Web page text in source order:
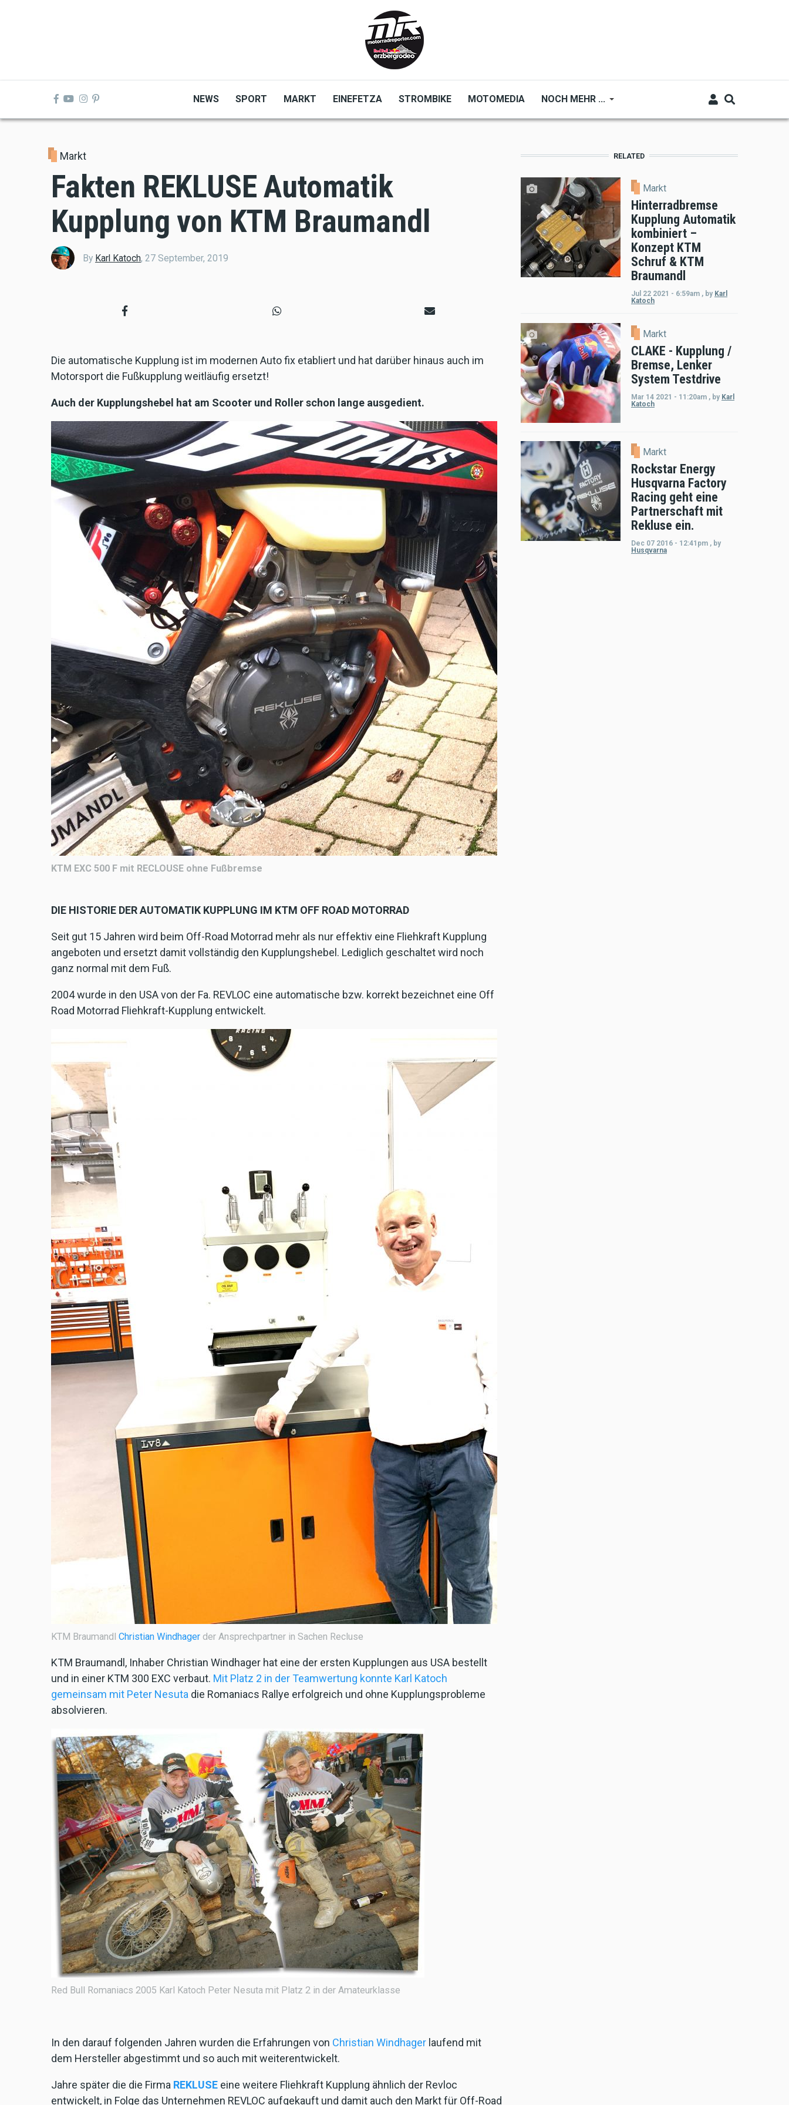
NEWS SPORT MARKT EINEFETZA STROMBIKE MOTOMEDIA NOCH MEHR ...
Markt
Fakten REKLUSE Automatik
Kupplung von KTM Braumandl
By Karl Katoch, 27 September, 2019
Die automatische Kupplung ist im modernen Auto fix etabliert und hat darüber hinaus auch im
Motorsport die Fußkupplung weitläufig ersetzt!
Auch der Kupplungshebel hat am Scooter und Roller schon lange ausgedient.
KTM EXC 500 F mit RECLOUSE ohne Fußbremse
DIE HISTORIE DER AUTOMATIK KUPPLUNG IM KTM OFF ROAD MOTORRAD
Seit gut 15 Jahren wird beim Off-Road Motorrad mehr als nur effektiv eine Fliehkraft Kupplung
angeboten und ersetzt damit vollständig den Kupplungshebel. Lediglich geschaltet wird noch
ganz normal mit dem Fuß.
2004 wurde in den USA von der Fa. REVLOC eine automatische bzw. korrekt bezeichnet eine Off
Road Motorrad Fliehkraft-Kupplung entwickelt.
KTM Braumandl Christian Windhager der Ansprechpartner in Sachen Recluse
KTM Braumandl, Inhaber Christian Windhager hat eine der ersten Kupplungen aus USA bestellt
und in einer KTM 300 EXC verbaut. Mit Platz 2 in der Teamwertung konnte Karl Katoch
gemeinsam mit Peter Nesuta die Romaniacs Rallye erfolgreich und ohne Kupplungsprobleme
absolvieren.
Red Bull Romaniacs 2005 Karl Katoch Peter Nesuta mit Platz 2 in der Amateurklasse
In den darauf folgenden Jahren wurden die Erfahrungen von Christian Windhager laufend mit
dem Hersteller abgestimmt und so auch mit weiterentwickelt.
Jahre später die die Firma REKLUSE eine weitere Fliehkraft Kupplung ähnlich der Revloc
entwickelt, in Folge das Unternehmen REVLOC aufgekauft und damit auch den Markt für Off-Road
RELATED
Markt
Hinterradbremse
Kupplung Automatik
kombiniert –
Konzept KTM
Schruf & KTM
Braumandl
Jul 22 2021 - 6:59am , by Karl
Katoch
Markt
CLAKE - Kupplung /
Bremse, Lenker
System Testdrive
Mar 14 2021 - 11:20am , by Karl
Katoch
Markt
Rockstar Energy
Husqvarna Factory
Racing geht eine
Partnerschaft mit
Rekluse ein.
Dec 07 2016 - 12:41pm , by
Husqvarna